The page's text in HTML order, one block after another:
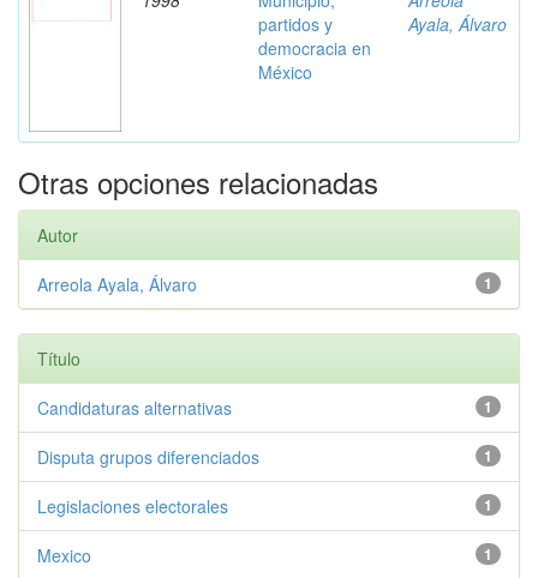
partidos y
democracia en
México
Ayala, Álvaro
Otras opciones relacionadas
Autor
1
Arreola Ayala, Álvaro
Título
1
Candidaturas alternativas
1
Disputa grupos diferenciados
1
Legislaciones electorales
1
Mexico